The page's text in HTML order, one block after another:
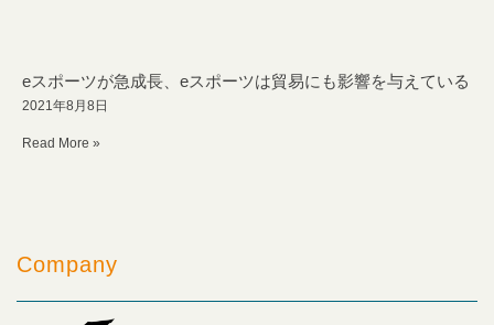
eスポーツが急成長、eスポーツは貿易にも影響を与えている
2021年8月8日
Read More »
Company